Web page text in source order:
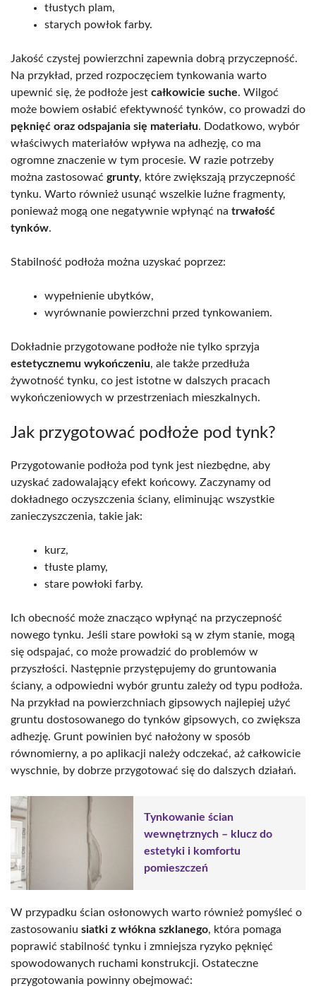
tłustych plam,
starych powłok farby.
Jakość czystej powierzchni zapewnia dobrą przyczepność.
Na przykład, przed rozpoczęciem tynkowania warto
upewnić się, że podłoże jest całkowicie suche. Wilgoć
może bowiem osłabić efektywność tynków, co prowadzi do
pęknięć oraz odspajania się materiału. Dodatkowo, wybór
właściwych materiałów wpływa na adhezję, co ma
ogromne znaczenie w tym procesie. W razie potrzeby
można zastosować grunty, które zwiększają przyczepność
tynku. Warto również usunąć wszelkie luźne fragmenty,
ponieważ mogą one negatywnie wpłynąć na trwałość
tynków.
Stabilność podłoża można uzyskać poprzez:
wypełnienie ubytków,
wyrównanie powierzchni przed tynkowaniem.
Dokładnie przygotowane podłoże nie tylko sprzyja
estetycznemu wykończeniu, ale także przedłuża
żywotność tynku, co jest istotne w dalszych pracach
wykończeniowych w przestrzeniach mieszkalnych.
Jak przygotować podłoże pod tynk?
Przygotowanie podłoża pod tynk jest niezbędne, aby
uzyskać zadowalający efekt końcowy. Zaczynamy od
dokładnego oczyszczenia ściany, eliminując wszystkie
zanieczyszczenia, takie jak:
kurz,
tłuste plamy,
stare powłoki farby.
Ich obecność może znacząco wpłynąć na przyczepność
nowego tynku. Jeśli stare powłoki są w złym stanie, mogą
się odspajać, co może prowadzić do problemów w
przyszłości. Następnie przystępujemy do gruntowania
ściany, a odpowiedni wybór gruntu zależy od typu podłoża.
Na przykład na powierzchniach gipsowych najlepiej użyć
gruntu dostosowanego do tynków gipsowych, co zwiększa
adhezję. Grunt powinien być nałożony w sposób
równomierny, a po aplikacji należy odczekać, aż całkowicie
wyschnie, by dobrze przygotować się do dalszych działań.
Tynkowanie ścian
wewnętrznych – klucz do
estetyki i komfortu
pomieszczeń
W przypadku ścian osłonowych warto również pomyśleć o
zastosowaniu siatki z włókna szklanego, która pomaga
poprawić stabilność tynku i zmniejsza ryzyko pęknięć
spowodowanych ruchami konstrukcji. Ostateczne
przygotowania powinny obejmować: